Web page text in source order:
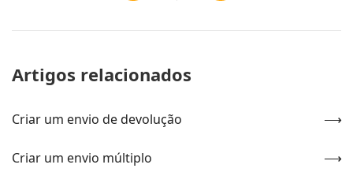
Artigos relacionados
Criar um envio de devolução
Criar um envio múltiplo